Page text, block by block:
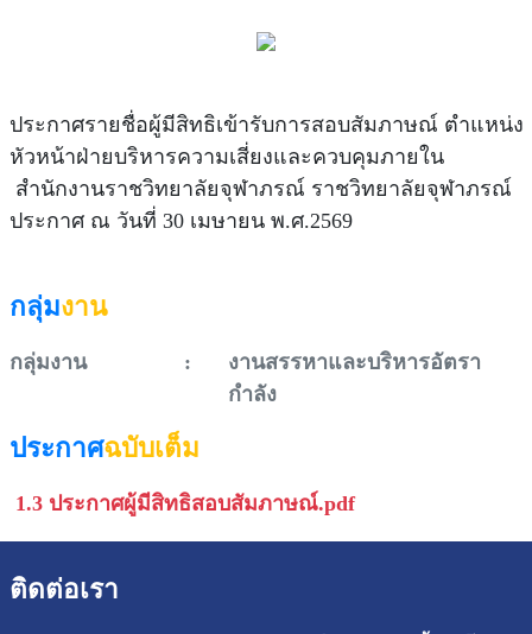
ประกาศรายชื่อผู้มีสิทธิเข้ารับการสอบสัมภาษณ์ ตำแหน่ง
หัวหน้าฝ่ายบริหารความเสี่ยงและควบคุมภายใน
สำนักงานราชวิทยาลัยจุฬาภรณ์ ราชวิทยาลัยจุฬาภรณ์
ประกาศ ณ วันที่ 30 เมษายน พ.ศ.2569
กลุ่มงาน
กลุ่มงาน :
งานสรรหาและบริหารอัตรา
กำลัง
ประกาศฉบับเต็ม
1.3 ประกาศผู้มีสิทธิสอบสัมภาษณ์.pdf
ติดต่อเรา